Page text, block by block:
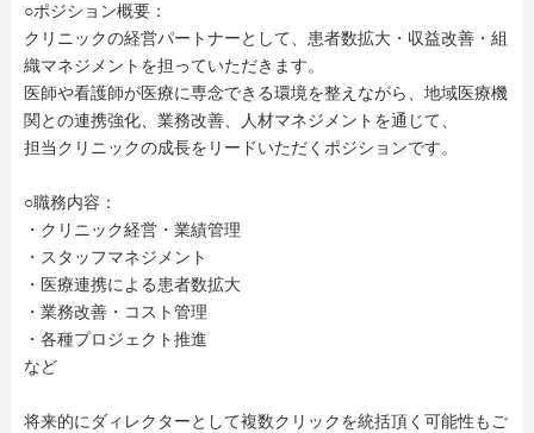
○ポジション概要：
クリニックの経営パートナーとして、患者数拡大・収益改善・組
織マネジメントを担っていただきます。
医師や看護師が医療に専念できる環境を整えながら、地域医療機
関との連携強化、業務改善、人材マネジメントを通じて、
担当クリニックの成長をリードいただくポジションです。
○職務内容：
・クリニック経営・業績管理
・スタッフマネジメント
・医療連携による患者数拡大
・業務改善・コスト管理
・各種プロジェクト推進
など
将来的にダィレクターとして複数クリックを統括頂く可能性もご